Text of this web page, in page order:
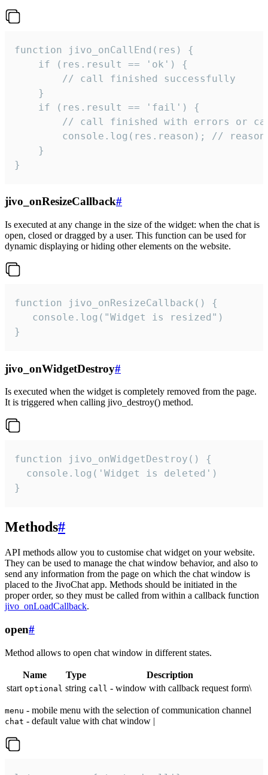
function jivo_onCallEnd(res) {
    if (res.result == 'ok') {
        // call finished successfully
    }
    if (res.result == 'fail') {
// call finished with errors or
console.log(res.reason); //
    }
}
jivo_onResizeCallback#
Is executed at any change in the size of the widget: when the chat is
open, closed or dragged by a user. This function can be used for
dynamic displaying or hiding other elements on the website.
function jivo_onResizeCallback() {
   console.log("Widget is resized")
}
jivo_onWidgetDestroy#
Is executed when the widget is completely removed from the page.
It is triggered when calling jivo_destroy() method.
function jivo_onWidgetDestroy() {
  console.log('Widget is deleted')
}
Methods#
API methods allow you to customise chat widget on your website.
They can be used to manage the chat window behavior, and also to
send any information from the page on which the chat window is
placed to the JivoChat app. Methods should be initiated in the
proper order, so they must be called from within a callback function
jivo_onLoadCallback.
open#
Method allows to open chat window in different states.
Name Type
Description
start optional string call - window with callback request form\
menu - mobile menu with the selection of communication channel
chat - default value with chat window |